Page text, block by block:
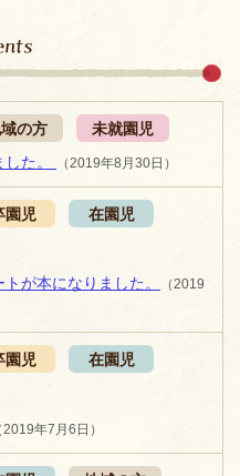
の方
未就園児
た。
（2019年8月30日）
園児
在園児
が本になりました。
（2019
園児
在園児
2019年7月6日）